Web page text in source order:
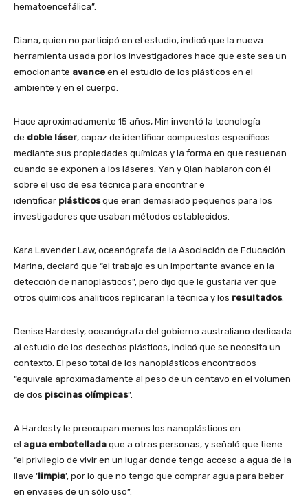
hematoencefálica”.
Diana, quien no participó en el estudio, indicó que la nueva
herramienta usada por los investigadores hace que este sea un
emocionante avance en el estudio de los plásticos en el
ambiente y en el cuerpo.
Hace aproximadamente 15 años, Min inventó la tecnología
de doble láser, capaz de identificar compuestos específicos
mediante sus propiedades químicas y la forma en que resuenan
cuando se exponen a los láseres. Yan y Qian hablaron con él
sobre el uso de esa técnica para encontrar e
identificar plásticosque eran demasiado pequeños para los
investigadores que usaban métodos establecidos.
Kara Lavender Law, oceanógrafa de la Asociación de Educación
Marina, declaró que “el trabajo es un importante avance en la
detección de nanoplásticos”, pero dijo que le gustaría ver que
otros químicos analíticos replicaran la técnica y los resultados.
Denise Hardesty, oceanógrafa del gobierno australiano dedicada
al estudio de los desechos plásticos, indicó que se necesita un
contexto. El peso total de los nanoplásticos encontrados
“equivale aproximadamente al peso de un centavo en el volumen
de dos piscinas olímpicas”.
A Hardesty le preocupan menos los nanoplásticos en
el agua embotellada que a otras personas, y señaló que tiene
“el privilegio de vivir en un lugar donde tengo acceso a agua de la
llave ‘limpia’, por lo que no tengo que comprar agua para beber
en envases de un sólo uso”.